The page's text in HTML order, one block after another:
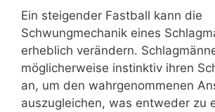
Ein steigender Fastball kann die
Schwungmechanik eines
erheblich verändern.
möglicherweise instinktiv ihren
an, um den wahrgenommenen
auszugleichen, was entweder zu